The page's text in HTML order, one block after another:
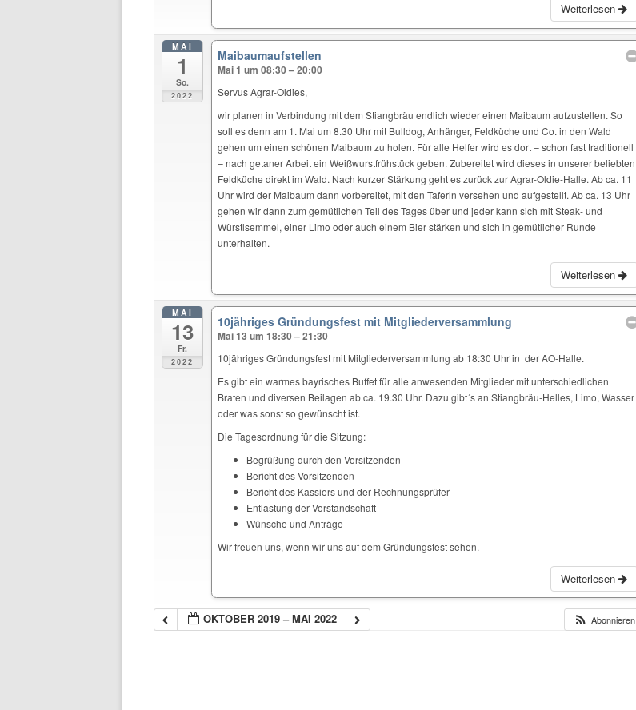
Weiterlesen
MAI
1
So.
2022
Maibaumaufstellen
Mai 1 um 08:30 – 20:00
Servus Agrar-Oldies,
wir planen in Verbindung mit dem Stiangbräu endlich wieder einen Maibaum aufzustellen. So
soll es denn am 1. Mai um 8.30 Uhr mit Bulldog, Anhänger, Feldküche und Co. in den Wald
gehen um einen schönen Maibaum zu holen. Für alle Helfer wird es dort – schon fast traditionell
– nach getaner Arbeit ein Weißwurstfrühstück geben. Zubereitet wird dieses in unserer beliebten
Feldküche direkt im Wald. Nach kurzer Stärkung geht es zurück zur Agrar-Oldie-Halle. Ab ca. 11
Uhr wird der Maibaum dann vorbereitet, mit den Taferln versehen und aufgestellt. Ab ca. 13 Uhr
gehen wir dann zum gemütlichen Teil des Tages über und jeder kann sich mit Steak- und
Würstlsemmel, einer Limo oder auch einem Bier stärken und sich in gemütlicher Runde
unterhalten.
Weiterlesen
MAI
13
Fr.
2022
10jähriges Gründungsfest mit Mitgliederversammlung
Mai 13 um 18:30 – 21:30
10jähriges Gründungsfest mit Mitgliederversammlung ab 18:30 Uhr in der AO-Halle.
Es gibt ein warmes bayrisches Buffet für alle anwesenden Mitglieder mit unterschiedlichen
Braten und diversen Beilagen ab ca. 19.30 Uhr. Dazu gibt´s an Stiangbräu-Helles, Limo, Wasser
oder was sonst so gewünscht ist.
Die Tagesordnung für die Sitzung:
Begrüßung durch den Vorsitzenden
Bericht des Vorsitzenden
Bericht des Kassiers und der Rechnungsprüfer
Entlastung der Vorstandschaft
Wünsche und Anträge
Wir freuen uns, wenn wir uns auf dem Gründungsfest sehen.
Weiterlesen
OKTOBER 2019 – MAI 2022 Abonnieren